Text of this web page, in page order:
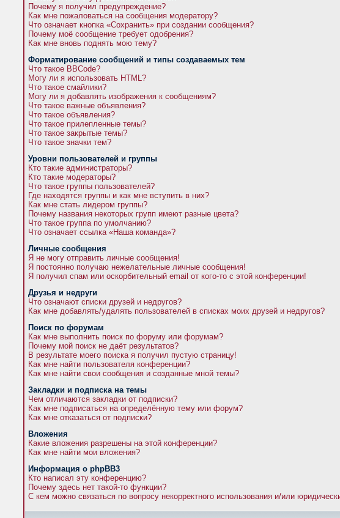
Почему я получил предупреждение?
Как мне пожаловаться на сообщения модератору?
Что означает кнопка «Сохранить» при создании сообщения?
Почему моё сообщение требует одобрения?
Как мне вновь поднять мою тему?
Форматирование сообщений и типы создаваемых тем
Что такое BBCode?
Могу ли я использовать HTML?
Что такое смайлики?
Могу ли я добавлять изображения к сообщениям?
Что такое важные объявления?
Что такое объявления?
Что такое прилепленные темы?
Что такое закрытые темы?
Что такое значки тем?
Уровни пользователей и группы
Кто такие администраторы?
Кто такие модераторы?
Что такое группы пользователей?
Где находятся группы и как мне вступить в них?
Как мне стать лидером группы?
Почему названия некоторых групп имеют разные цвета?
Что такое группа по умолчанию?
Что означает ссылка «Наша команда»?
Личные сообщения
Я не могу отправить личные сообщения!
Я постоянно получаю нежелательные личные сообщения!
Я получил спам или оскорбительный email от кого-то с этой конференции!
Друзья и недруги
Что означают списки друзей и недругов?
Как мне добавлять/удалять пользователей в списках моих друзей и недругов?
Поиск по форумам
Как мне выполнить поиск по форуму или форумам?
Почему мой поиск не даёт результатов?
В результате моего поиска я получил пустую страницу!
Как мне найти пользователя конференции?
Как мне найти свои сообщения и созданные мной темы?
Закладки и подписка на темы
Чем отличаются закладки от подписки?
Как мне подписаться на определённую тему или форум?
Как мне отказаться от подписки?
Вложения
Какие вложения разрешены на этой конференции?
Как мне найти мои вложения?
Информация о phpBB3
Кто написал эту конференцию?
Почему здесь нет такой-то функции?
С кем можно связаться по вопросу некорректного использования и/или